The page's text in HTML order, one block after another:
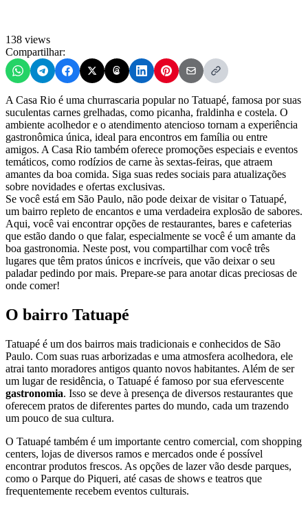
138 views
Compartilhar:
A Casa Rio é uma churrascaria popular no Tatuapé, famosa por suas
suculentas carnes grelhadas, como picanha, fraldinha e costela. O
ambiente acolhedor e o atendimento atencioso tornam a experiência
gastronômica única, ideal para encontros em família ou entre
amigos. A Casa Rio também oferece promoções especiais e eventos
temáticos, como rodízios de carne às sextas-feiras, que atraem
amantes da boa comida. Siga suas redes sociais para atualizações
sobre novidades e ofertas exclusivas.
Se você está em São Paulo, não pode deixar de visitar o Tatuapé,
um bairro repleto de encantos e uma verdadeira explosão de sabores.
Aqui, você vai encontrar opções de restaurantes, bares e cafeterias
que estão dando o que falar, especialmente se você é um amante da
boa gastronomia. Neste post, vou compartilhar com você três
lugares que têm pratos únicos e incríveis, que vão deixar o seu
paladar pedindo por mais. Prepare-se para anotar dicas preciosas de
onde comer!
O bairro Tatuapé
Tatuapé é um dos bairros mais tradicionais e conhecidos de São
Paulo. Com suas ruas arborizadas e uma atmosfera acolhedora, ele
atrai tanto moradores antigos quanto novos habitantes. Além de ser
um lugar de residência, o Tatuapé é famoso por sua efervescente
gastronomia. Isso se deve à presença de diversos restaurantes que
oferecem pratos de diferentes partes do mundo, cada um trazendo
um pouco de sua cultura.
O Tatuapé também é um importante centro comercial, com shopping
centers, lojas de diversos ramos e mercados onde é possível
encontrar produtos frescos. As opções de lazer vão desde parques,
como o Parque do Piqueri, até casas de shows e teatros que
frequentemente recebem eventos culturais.